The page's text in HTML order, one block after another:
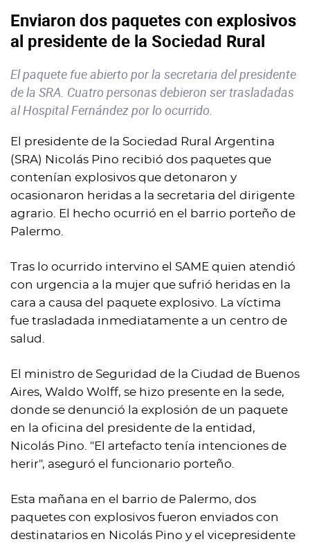
Enviaron dos paquetes con explosivos
al presidente de la Sociedad Rural
El paquete fue abierto por la secretaria del presidente
de la SRA. Cuatro personas debieron ser trasladadas
al Hospital Fernández por lo ocurrido.
El presidente de la Sociedad Rural Argentina
(SRA) Nicolás Pino recibió dos paquetes que
contenían explosivos que detonaron y
ocasionaron heridas a la secretaria del dirigente
agrario. El hecho ocurrió en el barrio porteño de
Palermo.
Tras lo ocurrido intervino el SAME quien atendió
con urgencia a la mujer que sufrió heridas en la
cara a causa del paquete explosivo. La víctima
fue trasladada inmediatamente a un centro de
salud.
El ministro de Seguridad de la Ciudad de Buenos
Aires, Waldo Wolff, se hizo presente en la sede,
donde se denunció la explosión de un paquete
en la oficina del presidente de la entidad,
Nicolás Pino. "El artefacto tenía intenciones de
herir", aseguró el funcionario porteño.
Esta mañana en el barrio de Palermo, dos
paquetes con explosivos fueron enviados con
destinatarios en Nicolás Pino y el vicepresidente